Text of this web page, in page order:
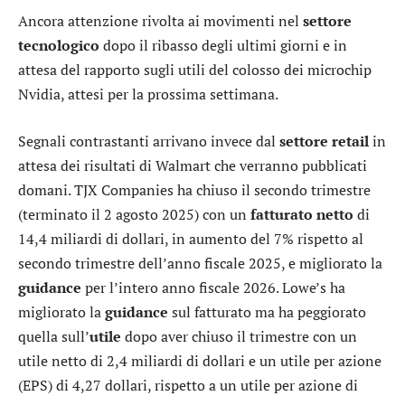
Ancora attenzione rivolta ai movimenti nel settore
tecnologico dopo il ribasso degli ultimi giorni e in
attesa del rapporto sugli utili del colosso dei microchip
Nvidia,attesi per la prossima settimana.
Segnali contrastanti arrivano invece dal settore retailin
attesa dei risultati di Walmartche verranno pubblicati
domani.TJX Companies ha chiuso il secondo trimestre
(terminato il 2 agosto 2025) con un fatturato netto di
14,4 miliardi di dollari, in aumento del 7% rispetto al
secondo trimestre dell’anno fiscale 2025, e migliorato la
guidance per l’intero anno fiscale 2026.Lowe’s ha
migliorato laguidance sul fatturato ma ha peggiorato
quella sull’utile dopo aver chiuso il trimestre con un
utile netto di 2,4 miliardi di dollari e un utile per azione
(EPS) di 4,27 dollari, rispetto a un utile per azione di